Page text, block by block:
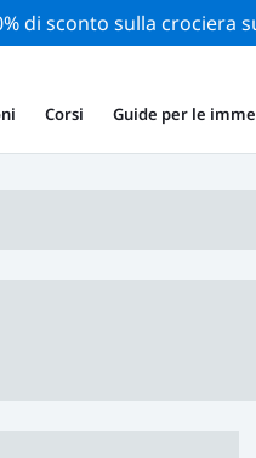
di sconto sulla crociera
Corsi Guide per le